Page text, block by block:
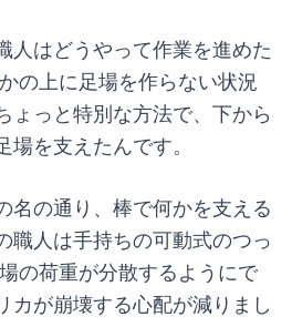
人はどうやって作業を進めた
の上に足場を作らない状況
ょっと特別な方法で、下から
を支えたんです。
名の通り、棒で何かを支える
職人は手持ちの可動式のつっ
の荷重が分散するようにで
カが崩壊する心配が減りまし